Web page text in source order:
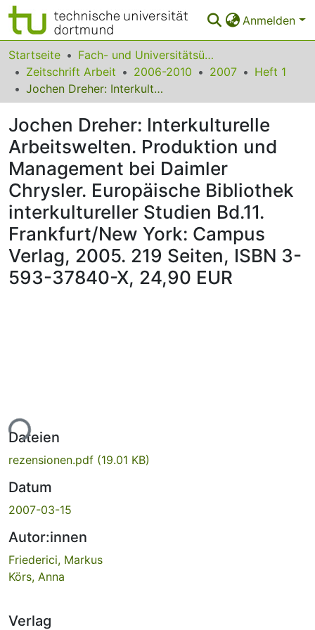
Anmelden
Bereiche & Sammlungen
Das gesamte Repositorium
FAQ
Leitlinien
Zurück zur Startseite
Startseite
Fach- und Universitätsübergreifendes
Zeitschrift Arbeit
2006-2010 2007
Heft 1
Jochen Dreher: Interkulturelle Arbeitswelten. Produktion und Management bei Daimler Chrysler. Europäische Bibliothek interkultureller Studien Bd.11. Frankfurt/New York: Campus Verlag, 2005. 219 Seiten, ISBN 3-593-37840-X, 24,90 EUR
Jochen Dreher: Interkulturelle
Arbeitswelten. Produktion und
Management bei Daimler
Chrysler. Europäische Bibliothek
interkultureller Studien Bd.11.
Frankfurt/New York: Campus
Verlag, 2005. 219 Seiten, ISBN 3-
593-37840-X, 24,90 EUR
Dateien
rezensionen.pdf (19.01 KB)
Datum
2007-03-15
Autor:innen
Friederici, Markus
Körs, Anna
Verlag